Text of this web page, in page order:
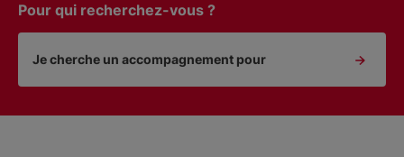
Pour qui recherchez-vous ?
Je cherche un accompagnement pour